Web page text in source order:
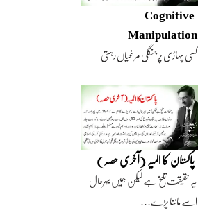
Cognitive
Manipulation
کسی پہاڑی پر جنگلی مرغیاں رہتی
پاکستان کا المیہ (آخری حصہ)
یہ حقیقت تلخ ہے لیکن ہمیں بہرحال
اسے ماننا پڑے…